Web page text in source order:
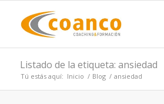
Listado de la etiqueta: ansiedad
Tú estás aquí: Inicio / Blog / ansiedad